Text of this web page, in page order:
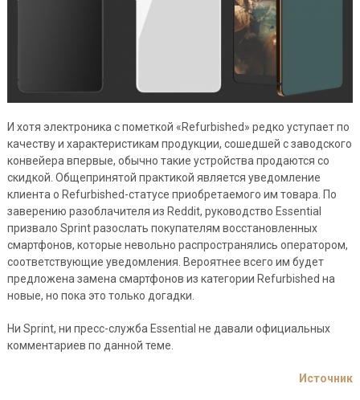
И хотя электроника с пометкой «Refurbished» редко уступает по
качеству и характеристикам продукции, сошедшей с заводского
конвейера впервые, обычно такие устройства продаются со
скидкой. Общепринятой практикой является уведомление
клиента о Refurbished-статусе приобретаемого им товара. По
заверению разоблачителя из Reddit, руководство Essential
призвало Sprint разослать покупателям восстановленных
смартфонов, которые невольно распространялись оператором,
соответствующие уведомления. Вероятнее всего им будет
предложена замена смартфонов из категории Refurbished на
новые, но пока это только догадки.
Ни Sprint, ни пресс-служба Essential не давали официальных
комментариев по данной теме.
Источник